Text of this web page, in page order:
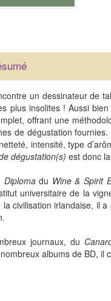
un dessinateur de
plus insolites ! Aussi
offrant une
de dégustation
intensité, type
dégustation(s) est donc
Diplomadu Wine & Spirit
universitaire de la
la civilisation irlandaise,
journaux, du
albums de BD, il